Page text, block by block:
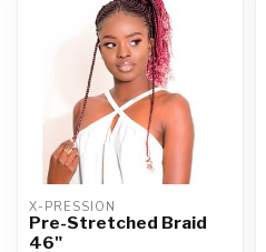
X-PRESSION
Pre-Stretched Braid
46"